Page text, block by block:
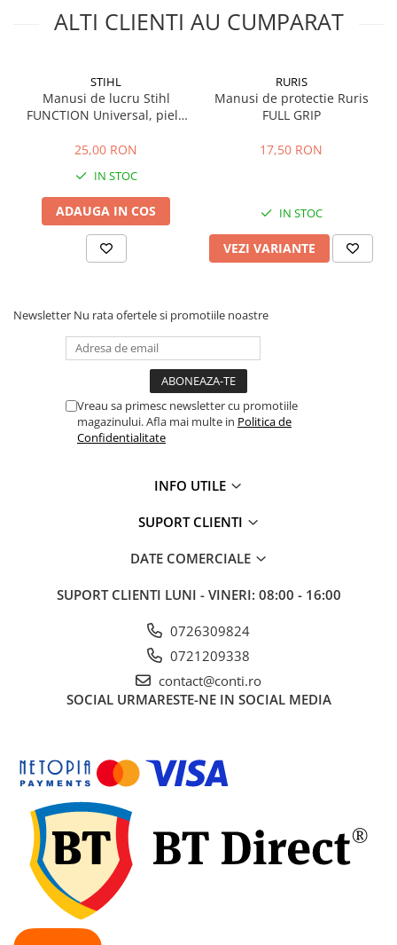
Constructii
Masini de taiat beton / asfalt
Masini de taiat gresie / faianta
Masini de taiat caramida
Motodebitatoare
Masini de prelucrat fier-beton
Placi extra mari
Accesorii masini de taiat
Finisare si Prelucrare suprafete
Vibratoare beton
Rigle vibrante
Scarificatoare beton
Slefuitoare pereti
Accesorii prelucrare suprafete
Pompe pentru zugravit si vopsit
Accesorii sisteme pompare
Placi compactoare unidirectionale
Placi compactoare reversibile
Betoniere si Malaxoare
Betoniere
Malaxoare
Accesorii betoniere
Depozitare, transport si protectie
Scari de lucru si schele
Echipamente de ridicat
Echipamente pentru transport
ALTI CLIENTI AU CUMPARAT
STIHL
Manusi de lucru Stihl
FUNCTION Universal, piele
25,00 RON
IN STOC
ADAUGA IN COS
RURIS
Manusi de protectie Ruris
FULL GRIP
17,50 RON
IN STOC
VEZI VARIANTE
Newsletter Nu rata ofertele si promotiile noastre
Vreau sa primesc newsletter cu promotiile
magazinului. Afla mai multe in Politica de
Confidentialitate
INFO UTILE
SUPORT CLIENTI
DATE COMERCIALE
SUPORT CLIENTI LUNI - VINERI: 08:00 - 16:00
0726309824
0721209338
contact@conti.ro
SOCIAL URMARESTE-NE IN SOCIAL MEDIA